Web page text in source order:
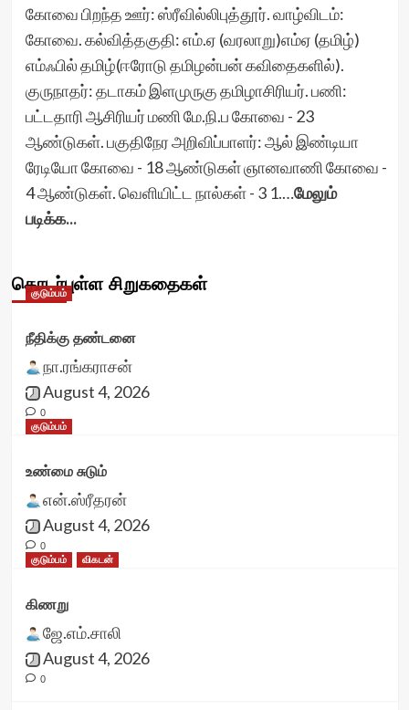
கோவை பிறந்த ஊர்: ஸ்ரீவில்லிபுத்தூர். வாழ்விடம்:
கோவை. கல்வித்தகுதி: எம்.ஏ (வரலாறு)எம்ஏ (தமிழ்)
எம்ஃபில் தமிழ்(ஈரோடு தமிழன்பன் கவிதைகளில்).
குருநாதர்: தடாகம் இளமுருகு தமிழாசிரியர். பணி:
பட்டதாரி ஆசிரியர் மணி மே.நி.ப கோவை - 23
ஆண்டுகள். பகுதிநேர அறிவிப்பாளர்: ஆல் இண்டியா
ரேடியோ கோவை - 18 ஆண்டுகள் ஞானவாணி கோவை -
4 ஆண்டுகள். வெளியிட்ட நால்கள் - 3 1.…மேலும்
படிக்க...
தொடர்புள்ள சிறுகதைகள்
குடும்பம்
நீதிக்கு தண்டனை
நா.ரங்கராசன்
August 4, 2026
0
குடும்பம்
உண்மை சுடும்
என்.ஸ்ரீதரன்
August 4, 2026
0
குடும்பம்
விகடன்
கிணறு
ஜே.எம்.சாலி
August 4, 2026
0